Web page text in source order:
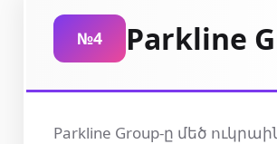
№4 Parkline
Parkline Group-ը մեծ